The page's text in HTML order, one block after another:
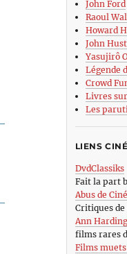
John Ford
Raoul
Howard
John
Yasujirô
Légende
Crowd
Livres
Les
LIENS
DvdClassiks
Fait la part
Abus de Ciné
Critiques
Ann
films rares
Films